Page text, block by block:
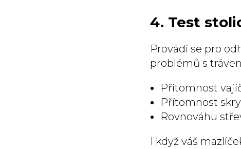
4. Test
Provádí se pro
problémů s
Přítomnost
Přítomnost
Rovnováhu
I když váš